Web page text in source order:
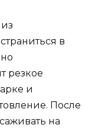
в
резкое
и
После
на